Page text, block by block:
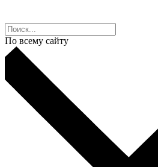
По всему сайту